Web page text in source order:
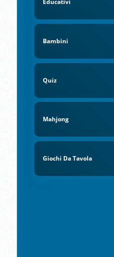
Educativi
Bambini
Quiz
Mahjong
Giochi Da Tavola